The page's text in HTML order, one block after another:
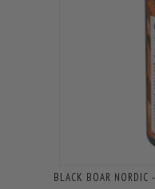
BLACK BOAR NORDIC